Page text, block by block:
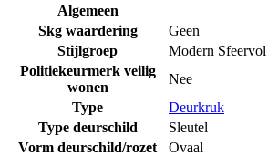
Algemeen
Skg waardering
Geen
Stijlgroep
Modern Sfeervol
Politiekeurmerk veilig
wonen
Nee
Type
Deurkruk
Type deurschild
Sleutel
Vorm deurschild/rozet
Ovaal